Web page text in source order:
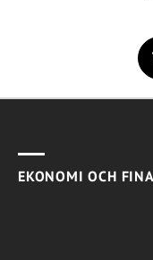
EKONOMI OCH